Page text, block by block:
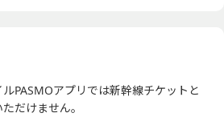
PASMOアプリでは新幹線チケットと
だけません。